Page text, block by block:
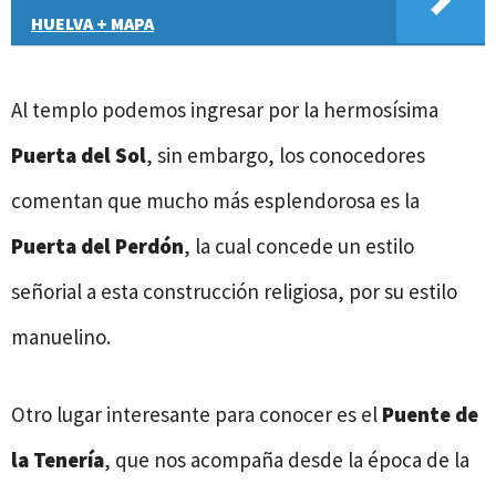
HUELVA + MAPA
Al templo podemos ingresar por la hermosísima
Puerta del Sol, sin embargo, los conocedores
comentan que mucho más esplendorosa es la
Puerta del Perdón, la cual concede un estilo
señorial a esta construcción religiosa, por su estilo
manuelino.
Otro lugar interesante para conocer es el Puente de
la Tenería, que nos acompaña desde la época de la